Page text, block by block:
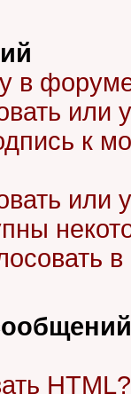
в
или
к
или
HTML?